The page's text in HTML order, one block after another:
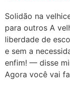
Solidão na
para outros A
liberdade de
e sem a
enfim! — disse
Agora você vai